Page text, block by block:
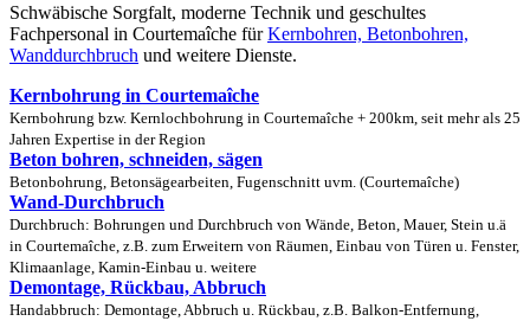
Schwäbische Sorgfalt, moderne Technik und geschultes
Fachpersonal in Courtemaîche fürKernbohren, Betonbohren,
Wanddurchbruch und weitere Dienste.
Kernbohrung in Courtemaîche
Kernbohrung bzw. Kernlochbohrung in Courtemaîche + 200km, seit mehr als 25
Jahren Expertise in der Region
Beton bohren, schneiden, sägen
Betonbohrung, Betonsägearbeiten, Fugenschnitt uvm. (Courtemaîche)
Wand-Durchbruch
Durchbruch: Bohrungen und Durchbruch von Wände, Beton, Mauer, Stein u.ä
in Courtemaîche, z.B. zum Erweitern von Räumen, Einbau von Türen u. Fenster,
Klimaanlage, Kamin-Einbau u. weitere
Demontage, Rückbau, Abbruch
Handabbruch: Demontage, Abbruch u. Rückbau, z.B. Balkon-Entfernung,